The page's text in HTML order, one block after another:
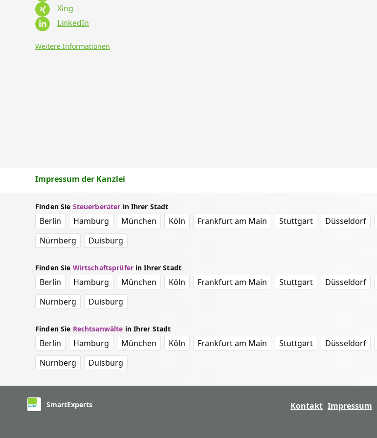
Xing
LinkedIn
Weitere Informationen
Impressum der Kanzlei
Finden Sie Steuerberater in Ihrer Stadt
Berlin Hamburg München Köln Frankfurt am Main Stuttgart Düsseldorf
Nürnberg
Duisburg
Finden Sie Wirtschaftsprüferin Ihrer Stadt
Berlin Hamburg München Köln Frankfurt am Main Stuttgart Düsseldorf
Nürnberg
Duisburg
Finden Sie Rechtsanwälte in Ihrer Stadt
Berlin Hamburg München Köln Frankfurt am Main Stuttgart Düsseldorf
Nürnberg
Duisburg
SmartExperts Kontakt Impressum